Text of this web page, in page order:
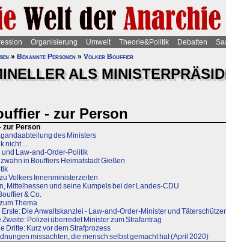
Organisierung Umwelt Theorie&Politik Debatten
» Bekannte Personen » Volker Bouffier
ALS
- zur Person
zur Person
des Ministers
nicht ...
Law-and-Order-Politik
in Bouffiers Heimatstadt Gießen
Volkers Innenministerzeiten
Mittelhessen und seine Kumpels bei der Landes-CDU
& Co.
Thema
Erste: Die Anwaltskanzlei - Law-and-Order-Minister und Täterschützer
Zweite: Polizei überredet Minister zum Strafantrag
Dritte: Kurz vor dem Strafprozess
missachten, die mensch selbst gemacht hat (April 2020)